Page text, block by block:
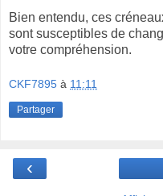
Bien entendu, ces
sont susceptibles de
votre compréhension.
CKF7895 à 11:11
Partager
‹